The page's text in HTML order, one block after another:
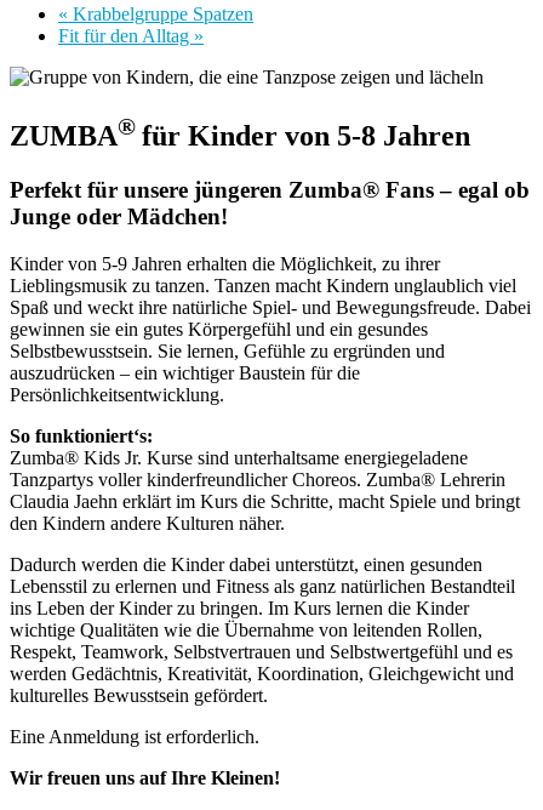
« Krabbelgruppe Spatzen
Fit für den Alltag »
ZUMBA® für Kinder von 5-8 Jahren
Perfekt für unsere jüngeren Zumba® Fans – egal ob
Junge oder Mädchen!
Kinder von 5-9 Jahren erhalten die Möglichkeit, zu ihrer
Lieblingsmusik zu tanzen. Tanzen macht Kindern unglaublich viel
Spaß und weckt ihre natürliche Spiel- und Bewegungsfreude. Dabei
gewinnen sie ein gutes Körpergefühl und ein gesundes
Selbstbewusstsein. Sie lernen, Gefühle zu ergründen und
auszudrücken – ein wichtiger Baustein für die
Persönlichkeitsentwicklung.
So funktioniert‘s:
Zumba® Kids Jr. Kurse sind unterhaltsame energiegeladene
Tanzpartys voller kinderfreundlicher Choreos. Zumba® Lehrerin
Claudia Jaehn erklärt im Kurs die Schritte, macht Spiele und bringt
den Kindern andere Kulturen näher.
Dadurch werden die Kinder dabei unterstützt, einen gesunden
Lebensstil zu erlernen und Fitness als ganz natürlichen Bestandteil
ins Leben der Kinder zu bringen. Im Kurs lernen die Kinder
wichtige Qualitäten wie die Übernahme von leitenden Rollen,
Respekt, Teamwork, Selbstvertrauen und Selbstwertgefühl und es
werden Gedächtnis, Kreativität, Koordination, Gleichgewicht und
kulturelles Bewusstsein gefördert.
Eine Anmeldung ist erforderlich.
Wir freuen uns auf Ihre Kleinen!